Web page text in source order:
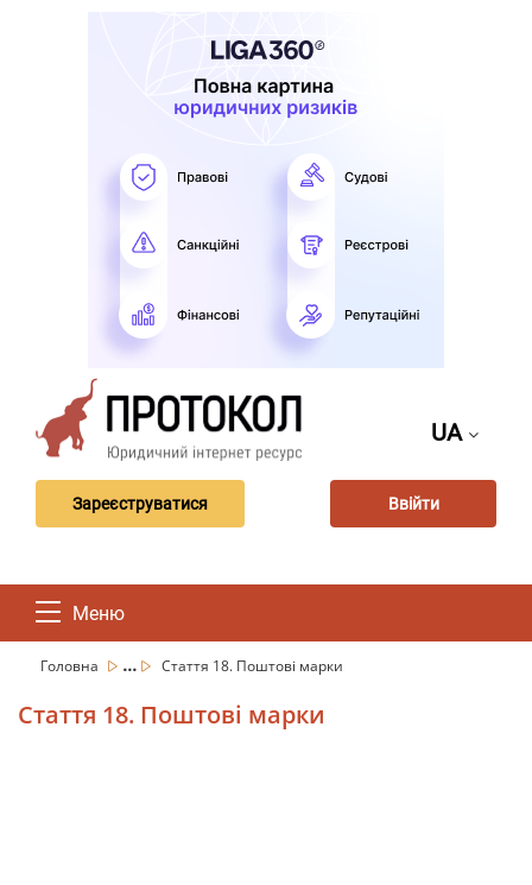
UA
Зареєструватися Ввійти
Меню
Головна ... Стаття 18. Поштові марки
Стаття 18. Поштові марки